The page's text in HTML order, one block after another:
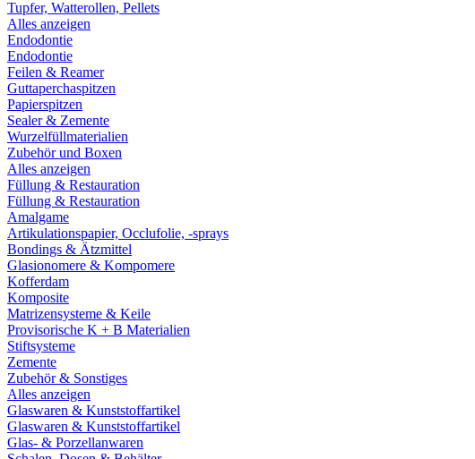
Tupfer, Watterollen, Pellets
Alles anzeigen
Endodontie
Endodontie
Feilen & Reamer
Guttaperchaspitzen
Papierspitzen
Sealer & Zemente
Wurzelfüllmaterialien
Zubehör und Boxen
Alles anzeigen
Füllung & Restauration
Füllung & Restauration
Amalgame
Artikulationspapier, Occlufolie, -sprays
Bondings & Ätzmittel
Glasionomere & Kompomere
Kofferdam
Komposite
Matrizensysteme & Keile
Provisorische K + B Materialien
Stiftsysteme
Zemente
Zubehör & Sonstiges
Alles anzeigen
Glaswaren & Kunststoffartikel
Glaswaren & Kunststoffartikel
Glas- & Porzellanwaren